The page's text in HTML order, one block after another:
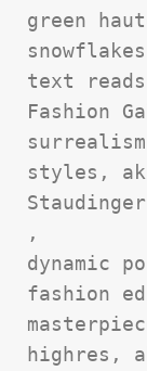
green
text reads
Fashion
styles,
,
dynamic
fashion
highres,